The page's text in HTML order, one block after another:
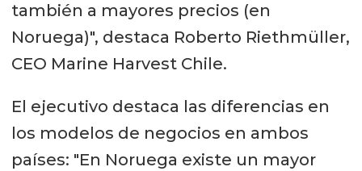
también a mayores precios (en
Noruega)", destaca Roberto Riethmüller,
CEO Marine Harvest Chile.
El ejecutivo destaca las diferencias en
los modelos de negocios en ambos
países: "En Noruega existe un mayor